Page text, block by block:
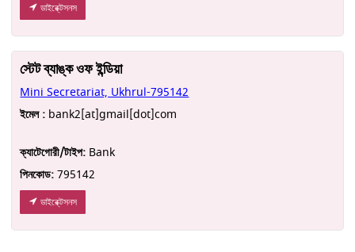
ডাইরে্ক্টসনস
স্টেট ব্যাঙ্ক ওফ ইন্ডিয়া
Mini Secretariat, Ukhrul-795142
ইমেল : bank2[at]gmail[dot]com
ক্যাটেগোরী/টাইপ: Bank
পিনকোড:795142
ডাইরে্ক্টসনস